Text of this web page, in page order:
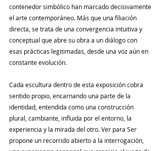
contenedor simbólico han marcado decisivamente
el arte contemporáneo. Más que una filiación
directa, se trata de una convergencia intuitiva y
conceptual que abre su obra a un diálogo con
esas prácticas legitimadas, desde una voz aún en
constante evolución.
Cada escultura dentro de esta exposición cobra
sentido propio, encarnando una parte de la
identidad, entendida como una construcción
plural, cambiante, influida por el entorno, la
experiencia y la mirada del otro. Ver para Ser
propone un recorrido abierto a la interrogación,